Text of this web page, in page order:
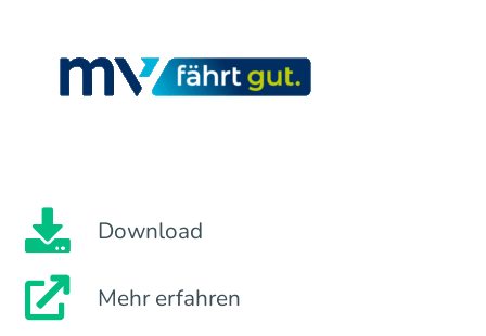
Download
Mehr erfahren